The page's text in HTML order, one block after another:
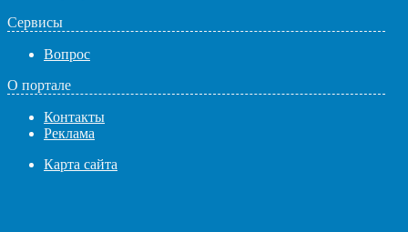
Сервисы
Вопрос
О портале
Контакты
Реклама
Карта сайта